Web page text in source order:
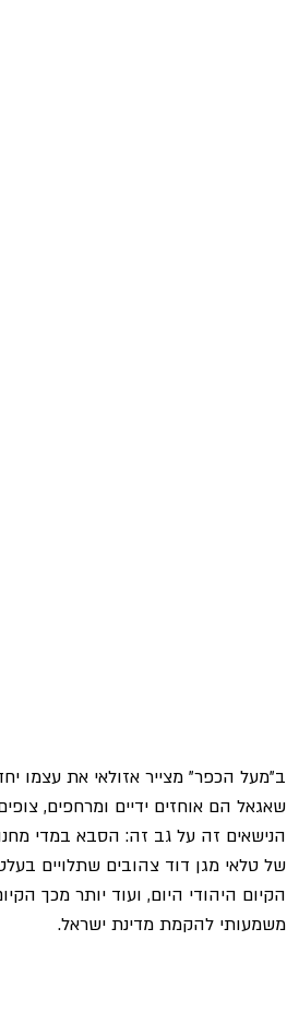
ב"מעל הכפר" מצייר אזולאי את עצמו
שאגאל הם אוחזים ידיים ומרחפים,
הנישאים זה על גב זה: הסבא במדי
של טלאי מגן דוד צהובים שתלויים
הקיום היהודי היום, ועוד יותר מכך
משמעותי להקמת מדינת ישראל.